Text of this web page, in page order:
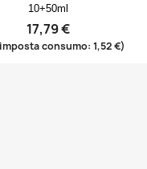
10+50ml
17,79 €
consumo: 1,52 €)